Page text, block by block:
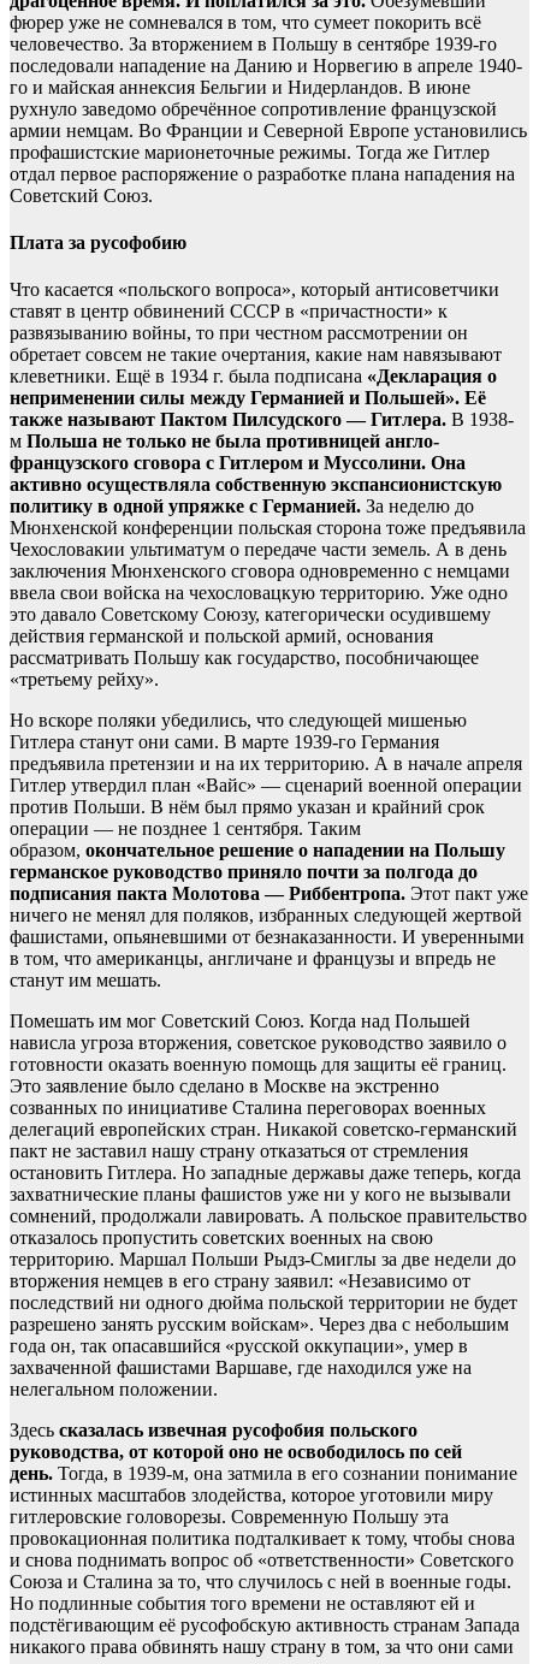
фюрер уже не сомневался в том, что сумеет покорить всё
человечество. За вторжением в Польшу в сентябре 1939-го
последовали нападение на Данию и Норвегию в апреле 1940-
го и майская аннексия Бельгии и Нидерландов. В июне
рухнуло заведомо обречённое сопротивление французской
армии немцам. Во Франции и Северной Европе установились
профашистские марионеточные режимы. Тогда же Гитлер
отдал первое распоряжение о разработке плана нападения на
Советский Союз.
Плата за русофобию
Что касается «польского вопроса», который антисоветчики
ставят в центр обвинений СССР в «причастности» к
развязыванию войны, то при честном рассмотрении он
обретает совсем не такие очертания, какие нам навязывают
клеветники. Ещё в 1934 г. была подписана «Декларация о
неприменении силы между Германией и Польшей». Её
также называют Пактом Пилсудского — Гитлера. В 1938-
м Польша не только не была противницей англо-
французского сговора с Гитлером и Муссолини. Она
активно осуществляла собственную экспансионистскую
политику в одной упряжке с Германией. За неделю до
Мюнхенской конференции польская сторона тоже предъявила
Чехословакии ультиматум о передаче части земель. А в день
заключения Мюнхенского сговора одновременно с немцами
ввела свои войска на чехословацкую территорию. Уже одно
это давало Советскому Союзу, категорически осудившему
действия германской и польской армий, основания
рассматривать Польшу как государство, пособничающее
«третьему рейху».
Но вскоре поляки убедились, что следующей мишенью
Гитлера станут они сами. В марте 1939-го Германия
предъявила претензии и на их территорию. А в начале апреля
Гитлер утвердил план «Вайс» — сценарий военной операции
против Польши. В нём был прямо указан и крайний срок
операции — не позднее 1 сентября. Таким
образом, окончательное решение о нападении на Польшу
германское руководство приняло почти за полгода до
подписания пакта Молотова — Риббентропа. Этот пакт уже
ничего не менял для поляков, избранных следующей жертвой
фашистами, опьяневшими от безнаказанности. И уверенными
в том, что американцы, англичане и французы и впредь не
станут им мешать.
Помешать им мог Советский Союз. Когда над Польшей
нависла угроза вторжения, советское руководство заявило о
готовности оказать военную помощь для защиты её границ.
Это заявление было сделано в Москве на экстренно
созванных по инициативе Сталина переговорах военных
делегаций европейских стран. Никакой советско-германский
пакт не заставил нашу страну отказаться от стремления
остановить Гитлера. Но западные державы даже теперь, когда
захватнические планы фашистов уже ни у кого не вызывали
сомнений, продолжали лавировать. А польское правительство
отказалось пропустить советских военных на свою
территорию. Маршал Польши Рыдз-Смиглы за две недели до
вторжения немцев в его страну заявил: «Независимо от
последствий ни одного дюйма польской территории не будет
разрешено занять русским войскам». Через два с небольшим
года он, так опасавшийся «русской оккупации», умер в
захваченной фашистами Варшаве, где находился уже на
нелегальном положении.
Здесь сказалась извечная русофобия польского
руководства, от которой оно не освободилось по сей
день. Тогда, в 1939-м, она затмила в его сознании понимание
истинных масштабов злодейства, которое уготовили миру
гитлеровские головорезы. Современную Польшу эта
провокационная политика подталкивает к тому, чтобы снова
и снова поднимать вопрос об «ответственности» Советского
Союза и Сталина за то, что случилось с ней в военные годы.
Но подлинные события того времени не оставляют ей и
подстёгивающим её русофобскую активность странам Запада
никакого права обвинять нашу страну в том, за что они сами